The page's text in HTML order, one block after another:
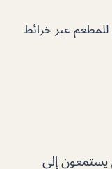
عبر خرائط
يستمعون إلى